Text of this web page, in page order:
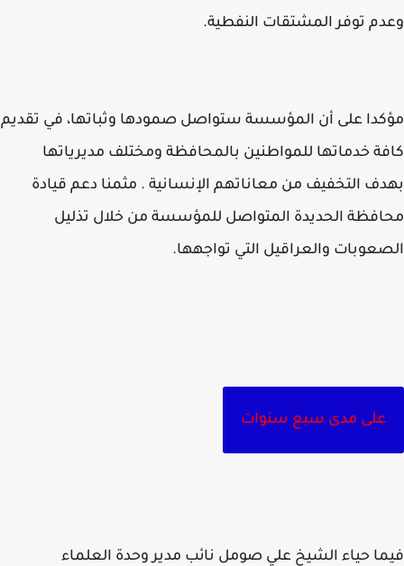
توفر المشتقات النفطية.
على أن المؤسسة ستواصل صمودها وثباتها، في تقديم
خدماتها للمواطنين بالمحافظة ومختلف مديرياتها
التخفيف من معاناتهم الإنسانية . مثمنا دعم قيادة
الحديدة المتواصل للمؤسسة من خلال تذليل
والعراقيل التي تواجهها.
على مدى سبع سنوات
حياء الشيخ علي صومل نائب مدير وحدة العلماء